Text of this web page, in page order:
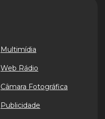
Multimídia
Web Rádio
Câmara Fotográfica
Publicidade